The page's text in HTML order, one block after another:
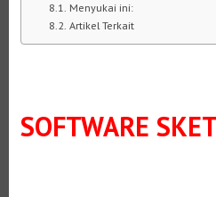
Menyukai ini:
Artikel Terkait
SOFTWARE